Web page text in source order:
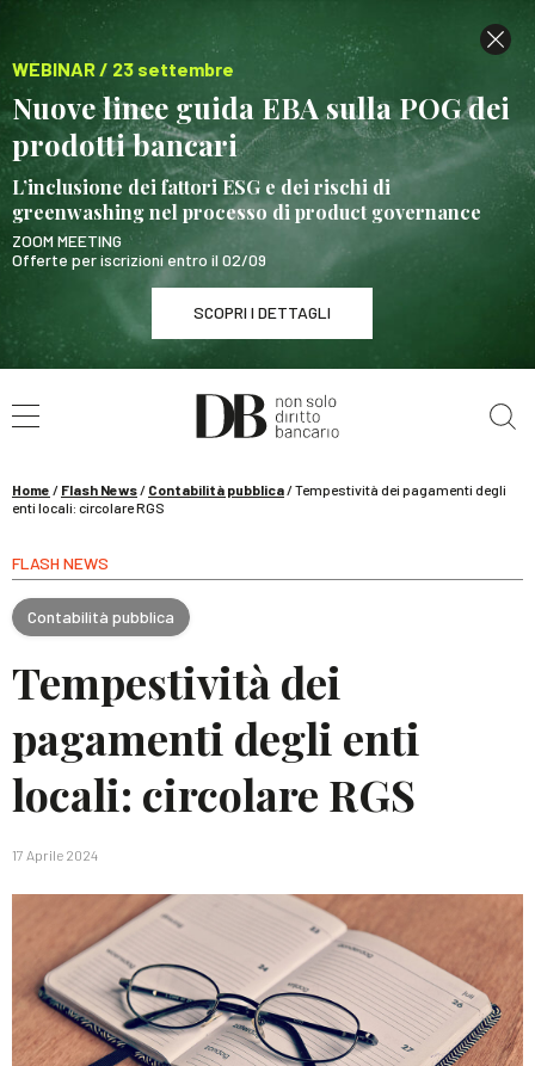
WEBINAR / 23 settembre
Nuove linee guida EBA sulla POG dei
prodotti bancari
L’inclusione dei fattori ESG e dei rischi di
greenwashing nel processo di product governance
ZOOM MEETING
Offerte per iscrizioni entro il 02/09
SCOPRI I DETTAGLI
WEBINAR / 23 settembre
Nuove linee guida EBA sulla POG dei prodotti
SCOPRI I DETTAGLI
Home / Flash News/ Contabilità pubblica/Tempestività dei pagamenti degli
enti locali: circolare RGS
FLASH NEWS
Contabilità pubblica
Tempestività dei
pagamenti degli enti
locali: circolare RGS
17 Aprile 2024